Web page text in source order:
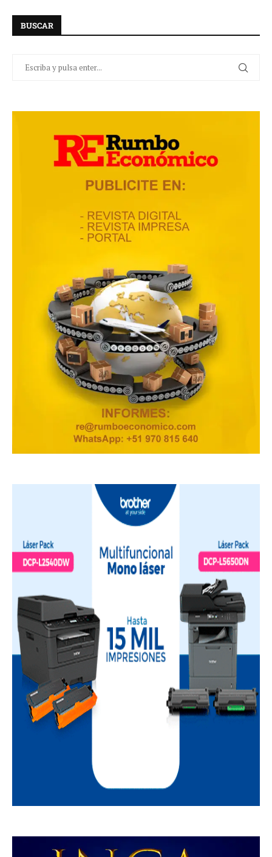
BUSCAR